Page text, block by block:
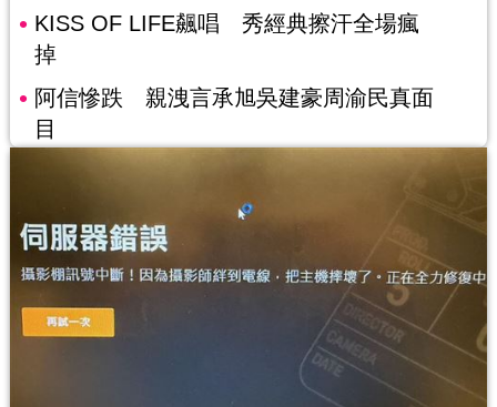
KISS OF LIFE飆唱 秀經典擦汗全場瘋
掉
阿信慘跌 親洩言承旭吳建豪周渝民真面
目